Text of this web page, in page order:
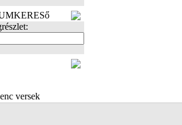
versek